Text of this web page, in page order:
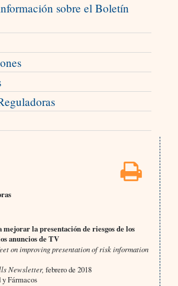
sobre el Boletín
la presentación de riesgos de los
anuncios de TV
on improving presentation of risk information
Newsletter, febrero de 2018
Fármacos